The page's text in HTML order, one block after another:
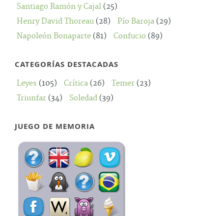
Santiago Ramón y Cajal (25)
Henry David Thoreau (28) Pío Baroja (29)
Napoleón Bonaparte (81) Confucio (89)
CATEGORÍAS DESTACADAS
Leyes (105) Crítica (26) Temer (23)
Triunfar (34) Soledad (39)
JUEGO DE MEMORIA